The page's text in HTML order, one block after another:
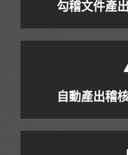
勾稽文件產
自動產出稽